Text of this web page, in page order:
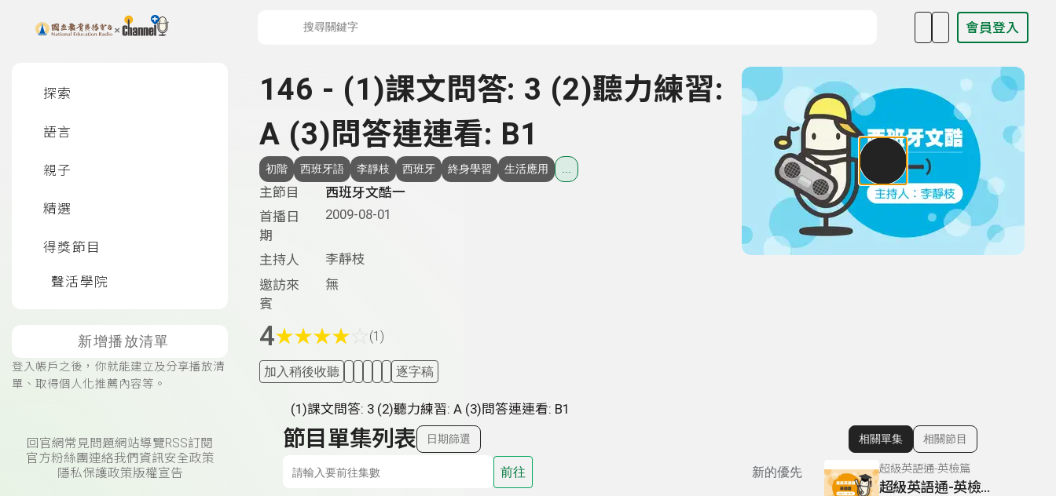
上方功能區塊 會員登入
探索
語言
親子
精選
得獎節目
聲活學院
新增播放清單
登入帳戶之後，你就能建立及分享播放清
單、取得個人化推薦內容等。
回官網常見問題網站導覽RSS訂閱
官方粉絲團連絡我們 資訊安全政策
隱私保護政策版權宣告
146 - (1)課文問答: 3 (2)聽力練習:
A (3)問答連連看: B1
初階 西班牙語 李靜枝 西班牙 終身學習 生活應用
主節目
西班牙文酷一
首播日
期
2009-08-01
主持人
李靜枝
邀訪來
賓
無
4★★★★ (1)
加入稍後收聽 逐字稿
(1)課文問答: 3 (2)聽力練習: A (3)問答連連看: B1
節目單集列表 日期篩選
前往 新的優先
顯示相關單集
相關單集 相關節目
超級英語通-英檢篇
超級英語通-英檢篇 083 Cloze Test/段落填空-13